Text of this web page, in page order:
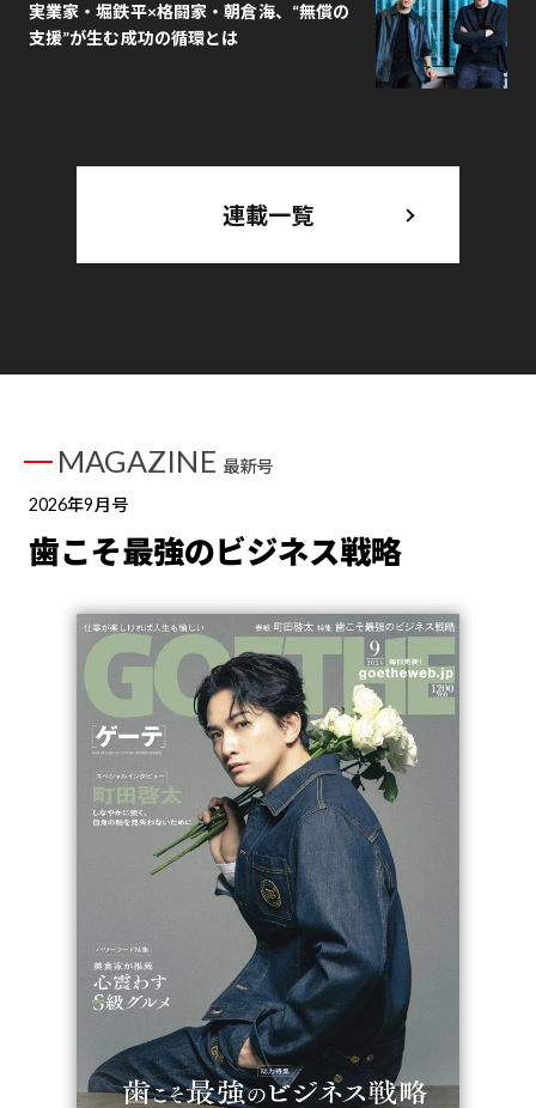
実業家・堀鉄平×格闘家・朝倉海、“無償の
支援”が生む成功の循環とは
連載一覧
MAGAZINE 最新号
2026年9月号
歯こそ最強のビジネス戦略